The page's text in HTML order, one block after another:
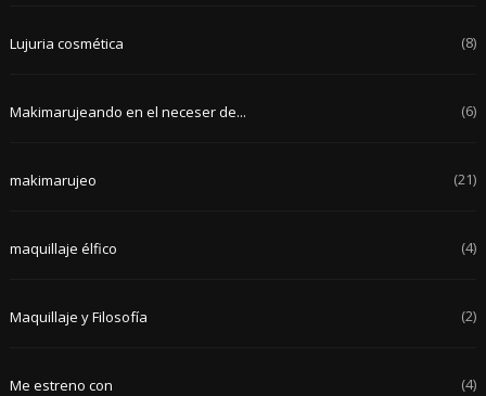
Lujuria cosmética (8)
Makimarujeando en el neceser de... (6)
makimarujeo (21)
maquillaje élfico (4)
Maquillaje y Filosofía (2)
Me estreno con (4)